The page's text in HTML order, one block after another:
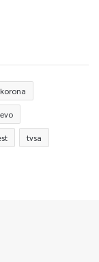
korona
tvsa